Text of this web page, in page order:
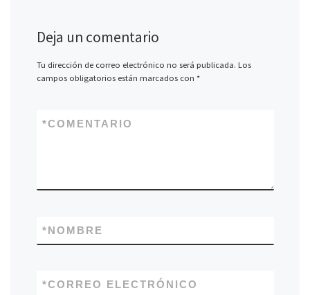
Deja un comentario
Tu dirección de correo electrónico no será publicada. Los
campos obligatorios están marcados con *
COMENTARIO
*
NOMBRE
*
CORREO ELECTRÓNICO
*